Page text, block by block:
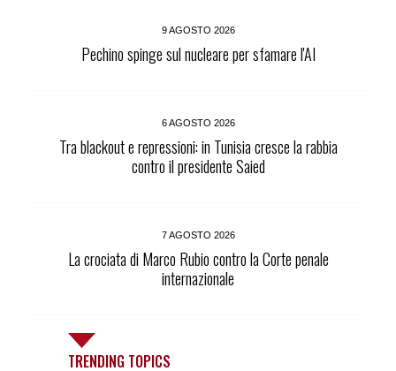
9 AGOSTO 2026
Pechino spinge sul nucleare per sfamare l'AI
6 AGOSTO 2026
Tra blackout e repressioni: in Tunisia cresce la rabbia
contro il presidente Saied
7 AGOSTO 2026
La crociata di Marco Rubio contro la Corte penale
internazionale
TRENDING TOPICS